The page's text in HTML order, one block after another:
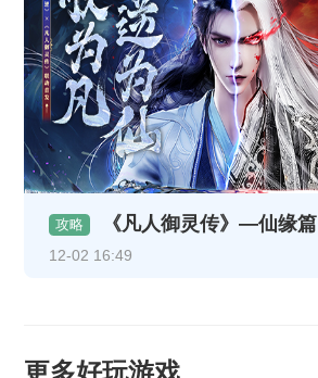
攻略 《凡人御灵传》—仙缘篇
12-02 16:49